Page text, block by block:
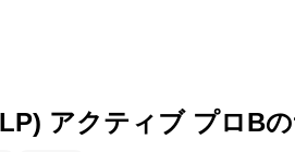
アクティブ プロB